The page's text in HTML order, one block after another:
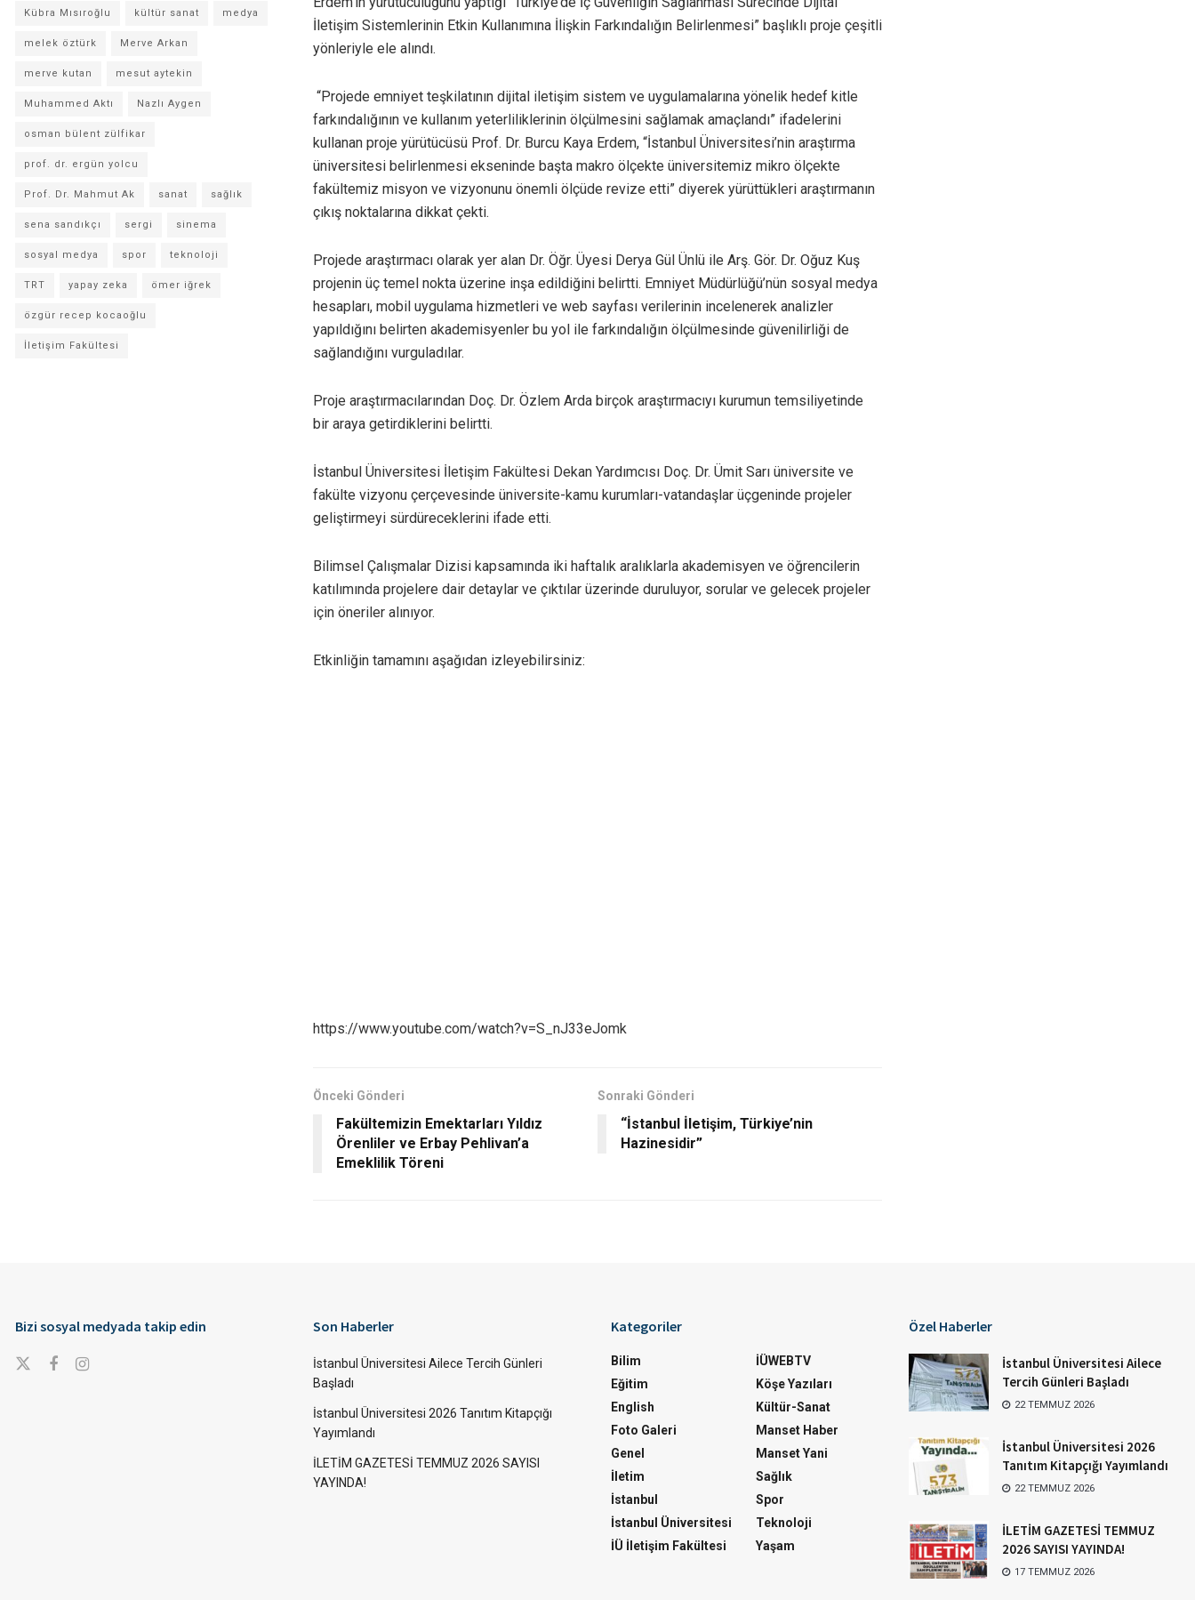
İletişim Sistemlerinin Etkin Kullanımına İlişkin Farkındalığın Belirlenmesi” başlıklı proje çeşitli
yönleriyle ele alındı.
“Projede emniyet teşkilatının dijital iletişim sistem ve uygulamalarına yönelik hedef kitle
farkındalığının ve kullanım yeterliliklerinin ölçülmesini sağlamak amaçlandı” ifadelerini
kullanan proje yürütücüsü Prof. Dr. Burcu Kaya Erdem, “İstanbul Üniversitesi’nin araştırma
üniversitesi belirlenmesi ekseninde başta makro ölçekte üniversitemiz mikro ölçekte
fakültemiz misyon ve vizyonunu önemli ölçüde revize etti” diyerek yürüttükleri araştırmanın
çıkış noktalarına dikkat çekti.
Projede araştırmacı olarak yer alan Dr. Öğr. Üyesi Derya Gül Ünlü ile Arş. Gör. Dr. Oğuz Kuş
projenin üç temel nokta üzerine inşa edildiğini belirtti. Emniyet Müdürlüğü’nün sosyal medya
hesapları, mobil uygulama hizmetleri ve web sayfası verilerinin incelenerek analizler
yapıldığını belirten akademisyenler bu yol ile farkındalığın ölçülmesinde güvenilirliği de
sağlandığını vurguladılar.
Proje araştırmacılarından Doç. Dr. Özlem Arda birçok araştırmacıyı kurumun temsiliyetinde
bir araya getirdiklerini belirtti.
İstanbul Üniversitesi İletişim Fakültesi Dekan Yardımcısı Doç. Dr. Ümit Sarı üniversite ve
fakülte vizyonu çerçevesinde üniversite-kamu kurumları-vatandaşlar üçgeninde projeler
geliştirmeyi sürdüreceklerini ifade etti.
Bilimsel Çalışmalar Dizisi kapsamında iki haftalık aralıklarla akademisyen ve öğrencilerin
katılımında projelere dair detaylar ve çıktılar üzerinde duruluyor, sorular ve gelecek projeler
için öneriler alınıyor.
Etkinliğin tamamını aşağıdan izleyebilirsiniz:
https://www.youtube.com/watch?v=S_nJ33eJomk
Önceki Gönderi
Fakültemizin Emektarları Yıldız
Örenliler ve Erbay Pehlivan’a
Emeklilik Töreni
Sonraki Gönderi
“İstanbul İletişim, Türkiye’nin
Hazinesidir”
Kübra Mısıroğlu kültür sanat medya
melek öztürk Merve Arkan
merve kutan mesut aytekin
Muhammed Aktı Nazlı Aygen
osman bülent zülfikar
prof. dr. ergün yolcu
Prof. Dr. Mahmut Ak sanat sağlık
sena sandıkçı sergi sinema
sosyal medya spor teknoloji
TRT yapay zeka ömer iğrek
özgür recep kocaoğlu
İletişim Fakültesi
Bizi sosyal medyada takip edin Son Haberler
İstanbul Üniversitesi Ailece Tercih Günleri
Başladı
İstanbul Üniversitesi 2026 Tanıtım Kitapçığı
Yayımlandı
İLETİM GAZETESİ TEMMUZ 2026 SAYISI
YAYINDA!
Kategoriler
Bilim
Eğitim
English
Foto Galeri
Genel
İletim
İstanbul
İstanbul Üniversitesi
İÜ İletişim Fakültesi
İÜWEBTV
Köşe Yazıları
Kültür-Sanat
Manset Haber
Manset Yani
Sağlık
Spor
Teknoloji
Yaşam
Özel Haberler
İstanbul Üniversitesi Ailece
Tercih Günleri Başladı
22 TEMMUZ 2026
İstanbul Üniversitesi 2026
Tanıtım Kitapçığı Yayımlandı
22 TEMMUZ 2026
İLETİM GAZETESİ TEMMUZ
2026 SAYISI YAYINDA!
17 TEMMUZ 2026